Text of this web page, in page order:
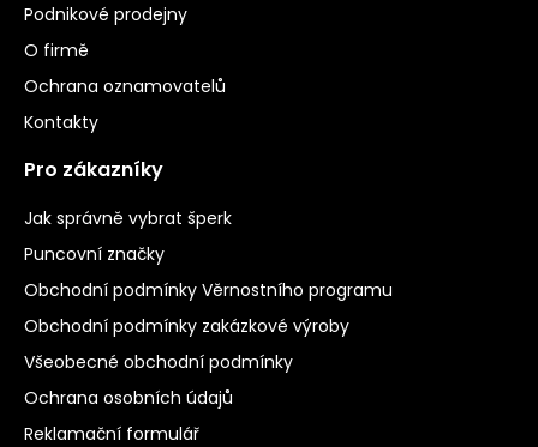
Podnikové prodejny
O firmě
Ochrana oznamovatelů
Kontakty
Pro zákazníky
Jak správně vybrat šperk
Puncovní značky
Obchodní podmínky Věrnostního programu
Obchodní podmínky zakázkové výroby
Všeobecné obchodní podmínky
Ochrana osobních údajů
Reklamační formulář